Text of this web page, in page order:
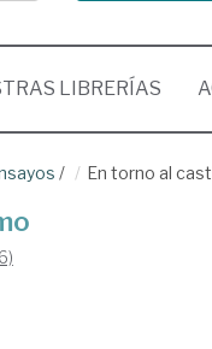
LIBRERÍAS
/ En torno al